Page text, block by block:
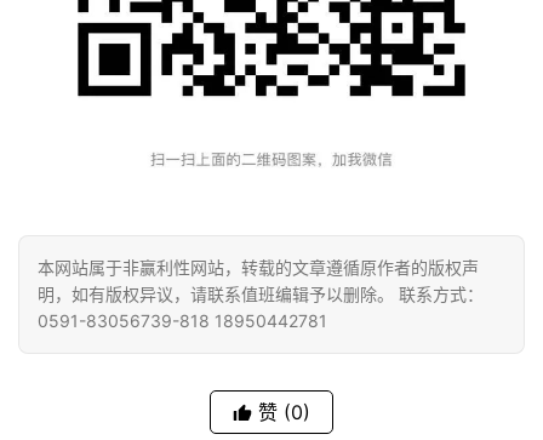
本网站属于非赢利性网站，转载的文章遵循原作者的版权声
明，如有版权异议，请联系值班编辑予以删除。 联系方式：
0591-83056739-818 18950442781
赞 (0)